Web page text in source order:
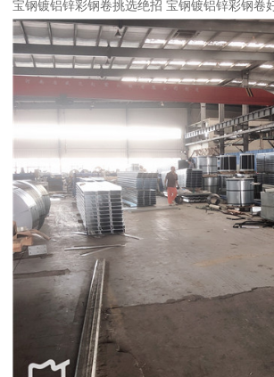
宝钢镀铝锌彩钢卷挑选绝招 宝钢镀铝锌彩钢卷